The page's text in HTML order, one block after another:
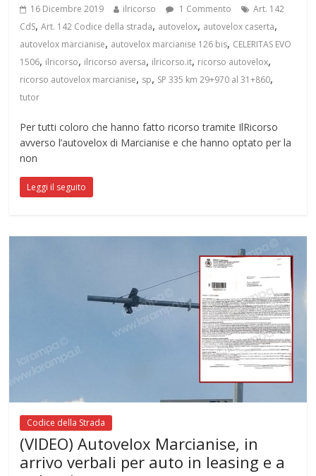
16 Dicembre 2019 ilricorso 1 Commento
Art. 142
CdS,Art. 142 Codice della strada, autovelox, autovelox caserta,
autovelox marcianise, autovelox marcianise 126 bis, CELERITAS EVO
1506, ilricorso, ilricorso aversa, ilricorso.it, ricorso autovelox,
ricorso autovelox marcianise, sp, SP 335 km 29+970 al 31+860,
tutor
Per tutti coloro che hanno fatto ricorso tramite IlRicorso
avverso l’autovelox di Marcianise e che hanno optato per la
non
Leggi il seguito
Codice della Strada
(VIDEO) Autovelox Marcianise, in
arrivo verbali per auto in leasing e a